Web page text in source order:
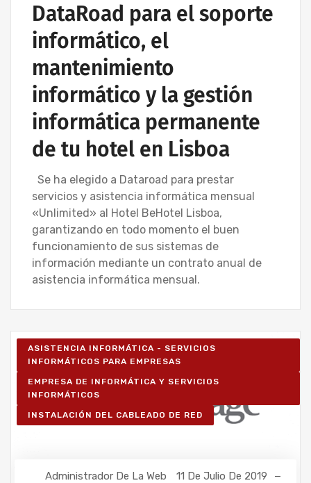
DataRoad para el soporte
informático, el
mantenimiento
informático y la gestión
informática permanente
de tu hotel en Lisboa
Se ha elegido a Dataroad para prestar
servicios y asistencia informática mensual
«Unlimited» al Hotel BeHotel Lisboa,
garantizando en todo momento el buen
funcionamiento de sus sistemas de
información mediante un contrato anual de
asistencia informática mensual.
ASISTENCIA INFORMÁTICA - SERVICIOS
INFORMÁTICOS PARA EMPRESAS
EMPRESA DE INFORMÁTICA Y SERVICIOS
INFORMÁTICOS
INSTALACIÓN DEL CABLEADO DE RED
Administrador De La Web 11 De Julio De 2019